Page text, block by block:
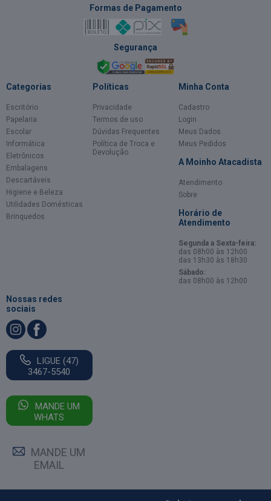
Formas de Pagamento
Segurança
Categorias
Escritório
Papelaria
Escolar
Informática
Eletrônicos
Embalagens
Descartáveis
Higiene e Beleza
Utilidades Domésticas
Brinquedos
Políticas
Privacidade
Termos de uso
Dúvidas Frequentes
Política de Troca e
Devolução
Minha Conta
Cadastro
Login
Meus Dados
Meus Pedidos
A Moinho Atacadista
Atendimento
Sobre
Horário de
Atendimento
Segunda a Sexta-feira:
das 08h00 às 12h00
das 13h30 às 18h30
Sábado:
das 08h00 às 12h00
Nossas redes
sociais
LIGUE (47)
3467-5540
MANDE UM
WHATS
MANDE UM
EMAIL